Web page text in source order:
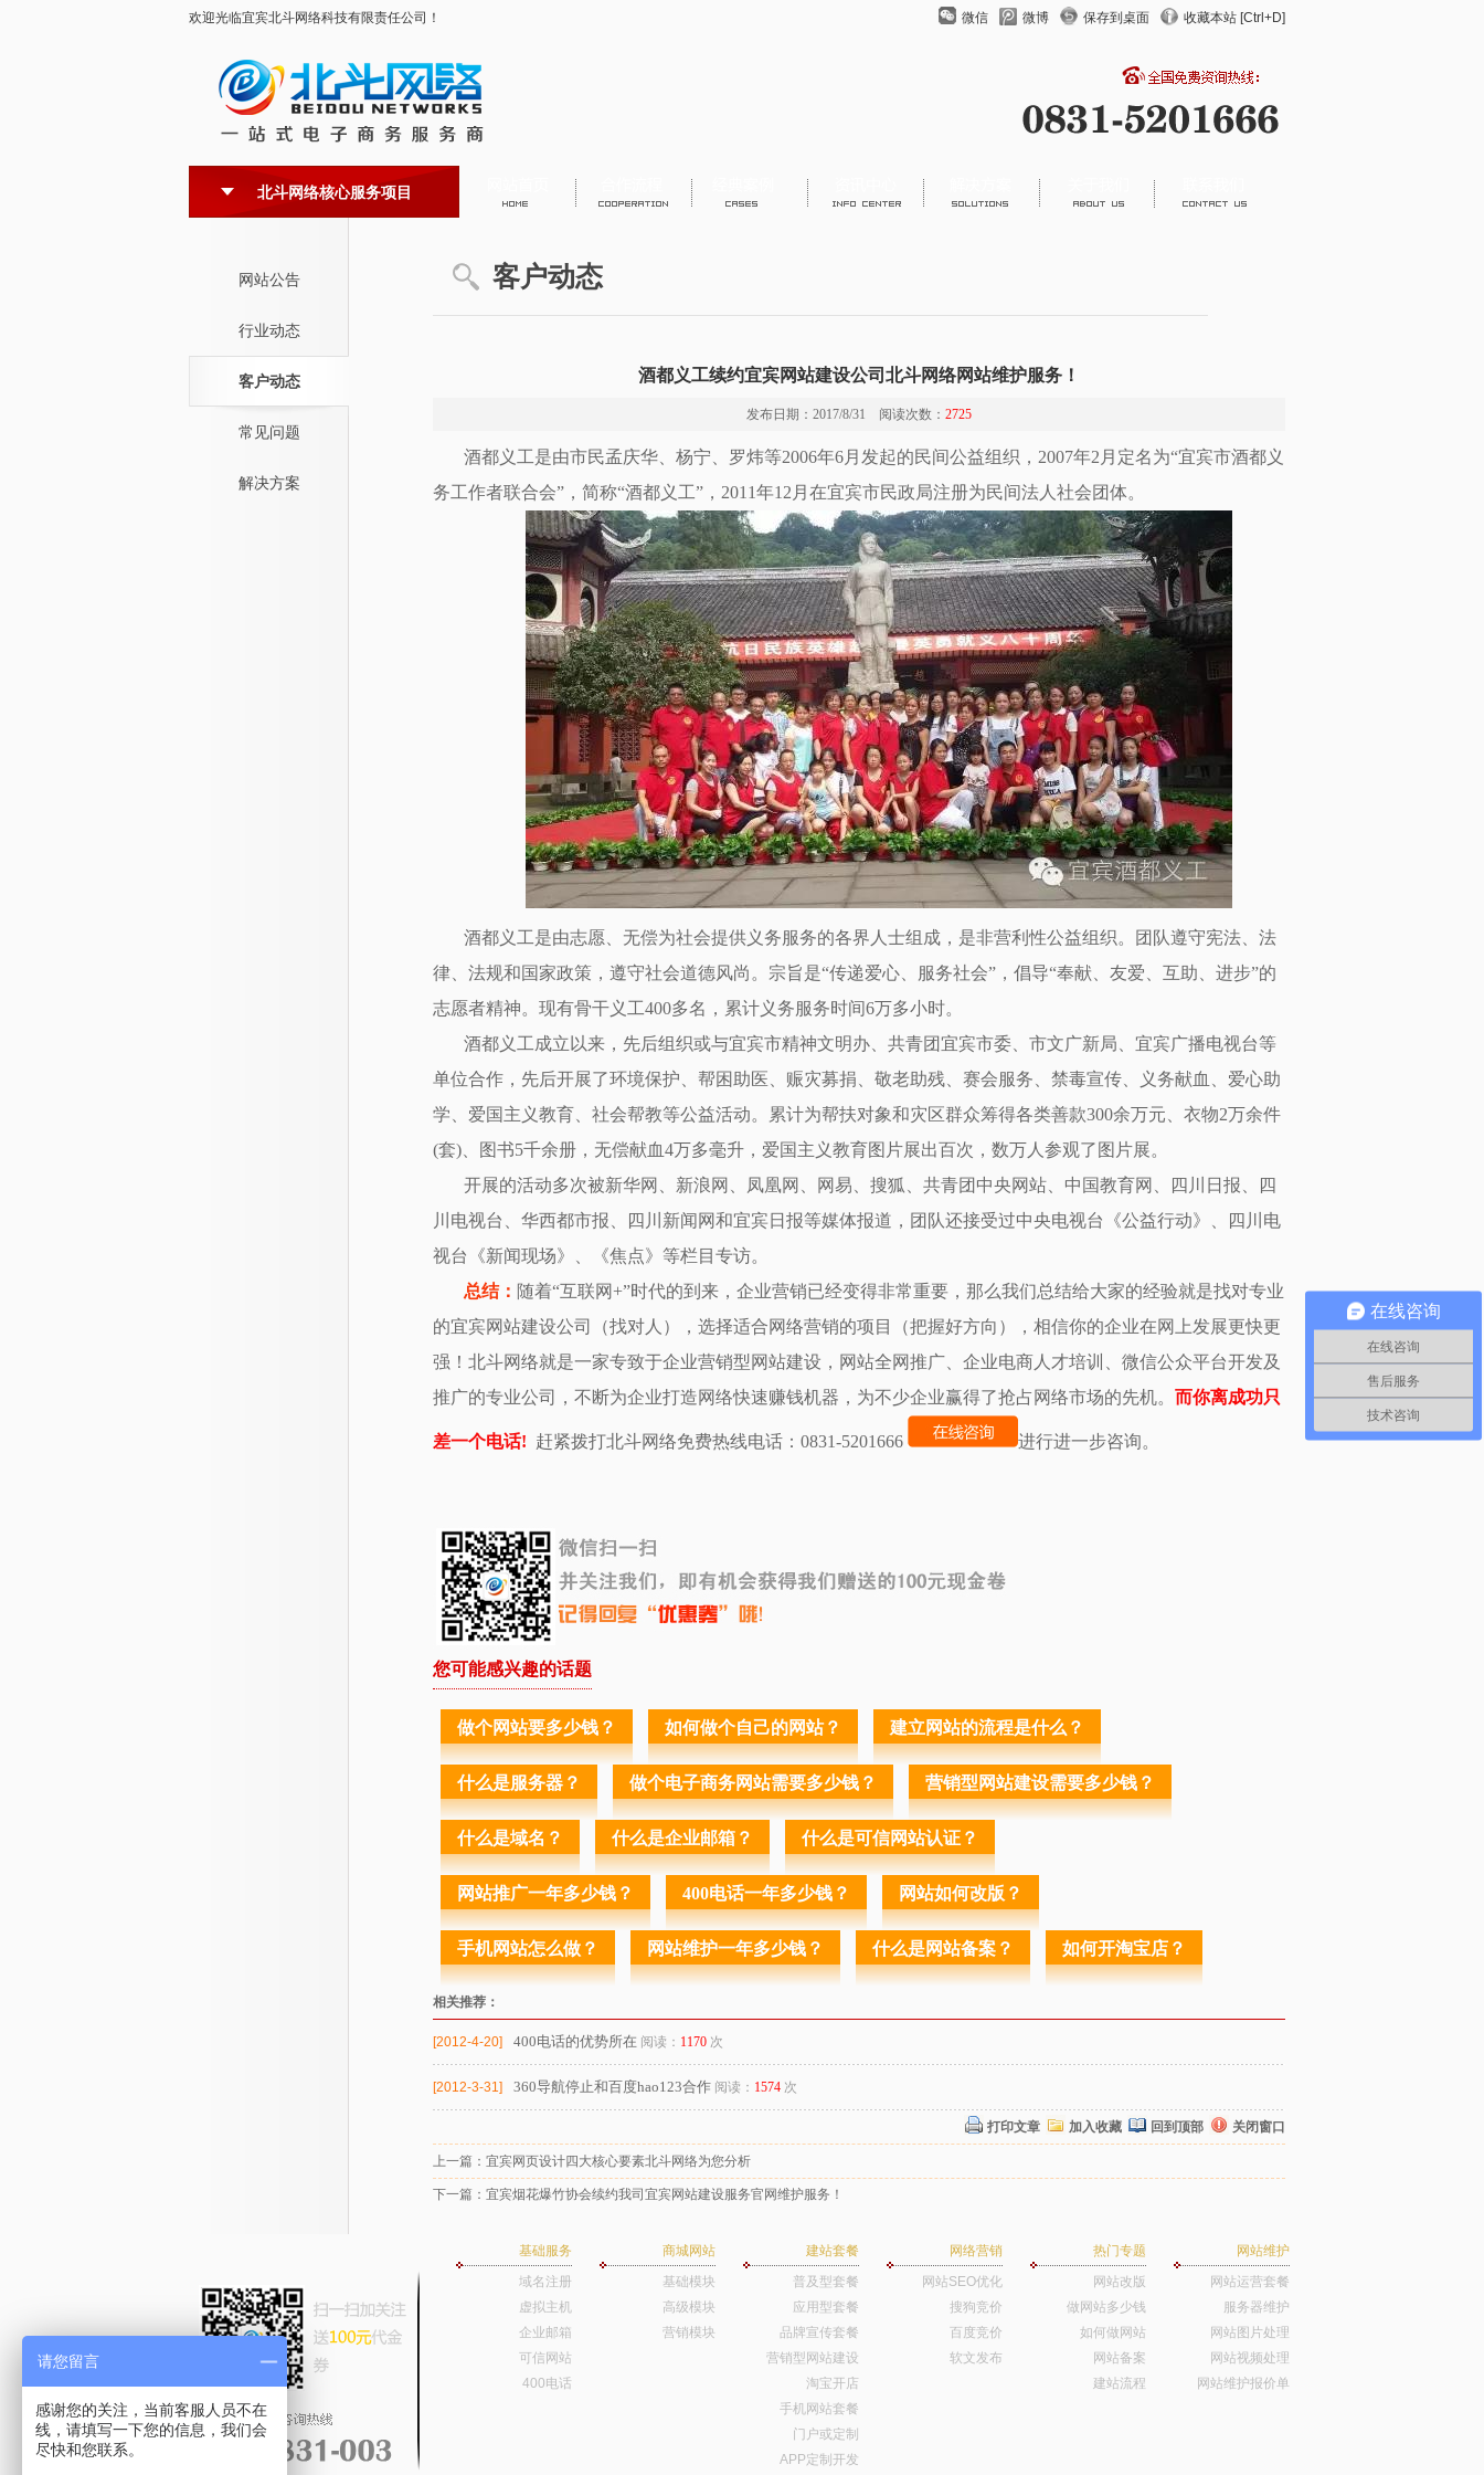
欢迎光临宜宾北斗网络科技有限责任公司！ 收藏本站 [Ctrl+D]
保存到桌面
微博
微信
北斗网络核心服务项目
网站公告
行业动态
客户动态
常见问题
解决方案
客户动态
酒都义工续约宜宾网站建设公司北斗网络网站维护服务！
发布日期：2017/8/31 阅读次数： 2725
酒都义工是由市民孟庆华、杨宁、罗炜等2006年6月发起的民间公益组织，2007年2月定名为“宜宾市酒都义
务工作者联合会”，简称“酒都义工”，2011年12月在宜宾市民政局注册为民间法人社会团体。
酒都义工是由志愿、无偿为社会提供义务服务的各界人士组成，是非营利性公益组织。团队遵守宪法、法
律、法规和国家政策，遵守社会道德风尚。宗旨是“传递爱心、服务社会”，倡导“奉献、友爱、互助、进步”的
志愿者精神。现有骨干义工400多名，累计义务服务时间6万多小时。
酒都义工成立以来，先后组织或与宜宾市精神文明办、共青团宜宾市委、市文广新局、宜宾广播电视台等
单位合作，先后开展了环境保护、帮困助医、赈灾募捐、敬老助残、赛会服务、禁毒宣传、义务献血、爱心助
学、爱国主义教育、社会帮教等公益活动。累计为帮扶对象和灾区群众筹得各类善款300余万元、衣物2万余件
(套)、图书5千余册，无偿献血4万多毫升，爱国主义教育图片展出百次，数万人参观了图片展。
开展的活动多次被新华网、新浪网、凤凰网、网易、搜狐、共青团中央网站、中国教育网、四川日报、四
川电视台、华西都市报、四川新闻网和宜宾日报等媒体报道，团队还接受过中央电视台《公益行动》、四川电
视台《新闻现场》、《焦点》等栏目专访。
总结： 随着“互联网+”时代的到来，企业营销已经变得非常重要，那么我们总结给大家的经验就是找对专业
的宜宾网站建设公司
（找对人），选择适合网络营销的项目（把握好方向），相信你的企业在网上发展更快更
强！北斗网络就是一家专致于企业营销型网站建设，网站全网推广、企业电商人才培训、微信公众平台开发及
推广的专业公司，不断为企业打造网络快速赚钱机器，为不少企业赢得了抢占网络市场的先机。 而你离成功只
差一个电话! 赶紧拨打北斗网络免费热线电话：0831-5201666 进行进一步咨询。
您可能感兴趣的话题
做个网站要多少钱？ 如何做个自己的网站？ 建立网站的流程是什么？
什么是服务器？ 做个电子商务网站需要多少钱？ 营销型网站建设需要多少钱？
什么是域名？ 什么是企业邮箱？ 什么是可信网站认证？
网站推广一年多少钱？ 400电话一年多少钱？ 网站如何改版？
手机网站怎么做？ 网站维护一年多少钱？ 什么是网站备案？ 如何开淘宝店？
相关推荐：
[2012-4-20] 400电话的优势所在 阅读： 1170次
[2012-3-31] 360导航停止和百度hao123合作阅读： 1574次
关闭窗口
回到顶部
加入收藏
打印文章
上一篇： 宜宾网页设计四大核心要素北斗网络为您分析
下一篇： 宜宾烟花爆竹协会续约我司宜宾网站建设服务官网维护服务！
基础服务
域名注册
虚拟主机
企业邮箱
可信网站
400电话
商城网站
基础模块
高级模块
营销模块
建站套餐
普及型套餐
应用型套餐
品牌宣传套餐
营销型网站建设
淘宝开店
手机网站套餐
门户或定制
APP定制开发
网络营销
网站SEO优化
搜狗竞价
百度竞价
软文发布
热门专题
网站改版
做网站多少钱
如何做网站
网站备案
建站流程
网站维护
网站运营套餐
服务器维护
网站图片处理
网站视频处理
网站维护报价单
在线咨询
在线咨询
售后服务
技术咨询
请您留言
感谢您的关注，当前客服人员不在
线，请填写一下您的信息，我们会
尽快和您联系。